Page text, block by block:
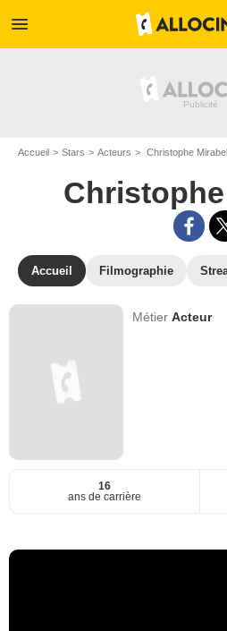
menu
Accueil Stars Acteurs Christophe Mirabel
Accueil Filmographie
MétierActeur
16
ans de carrière